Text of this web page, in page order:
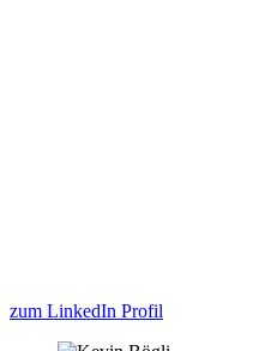
zum LinkedIn Profil